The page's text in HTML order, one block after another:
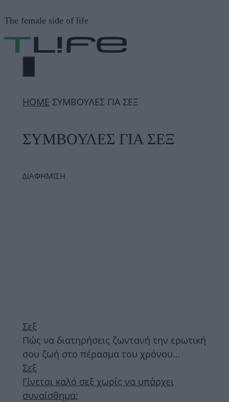
σε
περιεχόμενο
The female side of life
ΜΕΝΟΎ
ΗΟΜΕ ΣΥΜΒΟΥΛΕΣ ΓΙΑ ΣΕΞ
ΣΥΜΒΟΥΛΕΣ ΓΙΑ ΣΕΞ
ΔΙΑΦΗΜΙΣΗ
Σεξ
Πώς να διατηρήσεις ζωντανή την ερωτική
σου ζωή στο πέρασμα του χρόνου…
Σεξ
Γίνεται καλό σεξ χωρίς να υπάρχει
συναίσθημα;